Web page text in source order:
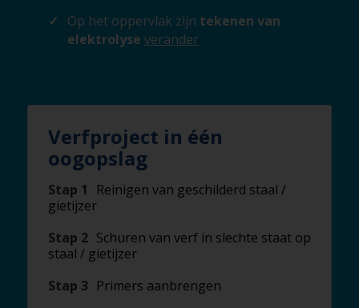
Op het oppervlak zijn tekenen van
elektrolyse verander
Verfproject in één
oogopslag
Stap 1
Reinigen van geschilderd staal /
gietijzer
Stap 2 Schuren van verf in slechte staat op
staal / gietijzer
Stap 3 Primers aanbrengen